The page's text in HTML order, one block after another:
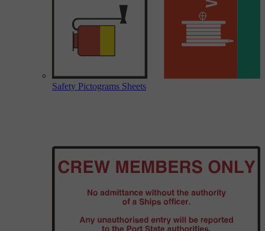
Safety Pictograms Sheets